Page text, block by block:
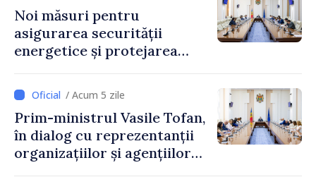
Noi măsuri pentru
asigurarea securității
energetice și protejarea
de CNMC
/ Acum 5 zile
Prim-ministrul Vasile Tofan,
în dialog cu reprezentanții
organizațiilor și agențiilor